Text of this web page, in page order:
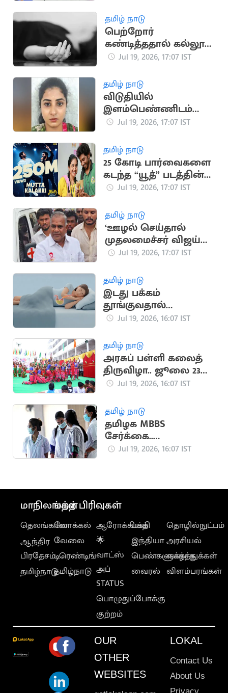
தமிழ் நாடு
பெற்றோர்
கண்டித்ததால் கல்லூரி
மாணவி தற்கொலை
Jul 19, 2026, 17:07 IST
தமிழ் நாடு
விடுதியில்
இளம்பெண்ணிடம்
நகை திருடிய
Jul 19, 2026, 17:07 IST
தமிழ் நாடு
25 கோடி பார்வைகளை
கடந்த “யூத்” படத்தின்
“முட்ட கலக்கி” பாடல்
Jul 19, 2026, 17:07 IST
தமிழ் நாடு
‘ஊழல் செய்தால்
முதலமைச்சர் விஜய்
நீக்கிவிடுவார்’..
Jul 19, 2026, 17:07 IST
தமிழ் நாடு
இடது பக்கம்
தூங்குவதால்
கிடைக்கும் முக்கிய
Jul 19, 2026, 16:07 IST
தமிழ் நாடு
அரசுப் பள்ளி கலைத்
திருவிழா.. ஜூலை 23
முதல் தொடக்கம்
Jul 19, 2026, 16:07 IST
தமிழ் நாடு
தமிழக MBBS
சேர்க்கை..
எதிர்பார்க்கப்படும் கட்-
Jul 19, 2026, 16:07 IST
மாநிலங்கள்
தெலங்கானா
ஆந்திர
பிரதேசம்
தமிழ்நாடு
மற்ற பிரிவுகள்
லோக்கல்
வேலை
டிரெண்டிங்
தமிழ்நாடு
ஆரோக்கியம்
🌟
வாட்ஸ்
அப்
STATUS
பொழுதுப்போக்கு
குற்றம்
பக்தி
இந்தியா
பெண்களுக்காக
வைரல்
தொழில்நுட்பம்
அரசியல்
வாழ்த்துக்கள்
விளம்பரங்கள்
OUR
OTHER
WEBSITES
LOKAL
Contact Us
About Us
Privacy